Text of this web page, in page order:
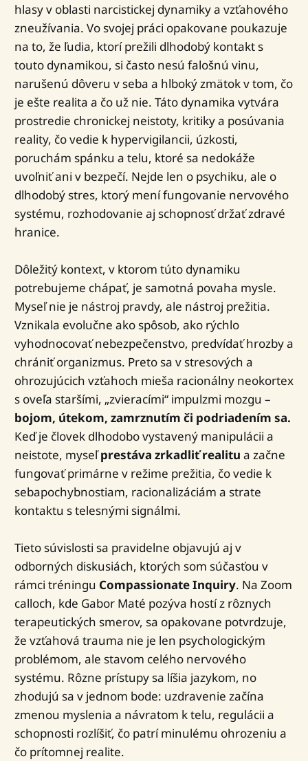
hlasy v oblasti narcistickej dynamiky a vzťahového
zneužívania. Vo svojej práci opakovane poukazuje
na to, že ľudia, ktorí prežili dlhodobý kontakt s
touto dynamikou, si často nesú falošnú vinu,
narušenú dôveru v seba a hlboký zmätok v tom, čo
je ešte realita a čo už nie. Táto dynamika vytvára
prostredie chronickej neistoty, kritiky a posúvania
reality, čo vedie k hypervigilancii, úzkosti,
poruchám spánku a telu, ktoré sa nedokáže
uvoľniť ani v bezpečí. Nejde len o psychiku, ale o
dlhodobý stres, ktorý mení fungovanie nervového
systému, rozhodovanie aj schopnosť držať zdravé
hranice.
Dôležitý kontext, v ktorom túto dynamiku
potrebujeme chápať, je samotná povaha mysle.
Myseľ nie je nástroj pravdy, ale nástroj prežitia.
Vznikala evolučne ako spôsob, ako rýchlo
vyhodnocovať nebezpečenstvo, predvídať hrozby a
chrániť organizmus. Preto sa v stresových a
ohrozujúcich vzťahoch mieša racionálny neokortex
s oveľa staršími, „zvieracími“ impulzmi mozgu –
bojom, útekom, zamrznutím či podriadením sa.
Keď je človek dlhodobo vystavený manipulácii a
neistote, myseľprestáva zrkadliť realitu a začne
fungovať primárne v režime prežitia, čo vedie k
sebapochybnostiam, racionalizáciám a strate
kontaktu s telesnými signálmi.
Tieto súvislosti sa pravidelne objavujú aj v
odborných diskusiách, ktorých som súčasťou v
rámci tréningu Compassionate Inquiry. Na Zoom
calloch, kde Gabor Maté pozýva hostí z rôznych
terapeutických smerov, sa opakovane potvrdzuje,
že vzťahová trauma nie je len psychologickým
problémom, ale stavom celého nervového
systému. Rôzne prístupy sa líšia jazykom, no
zhodujú sa v jednom bode: uzdravenie začína
zmenou myslenia a návratom k telu, regulácii a
schopnosti rozlíšiť, čo patrí minulému ohrozeniu a
čo prítomnej realite.